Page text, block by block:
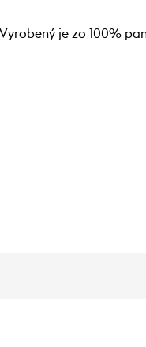
je zo 100%